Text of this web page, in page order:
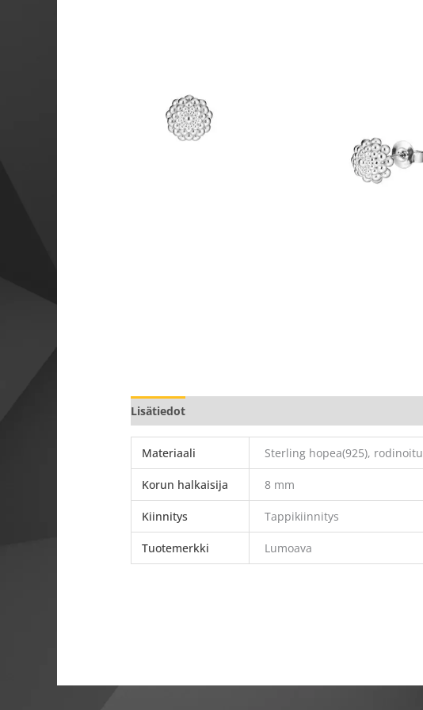
Lisätiedot
Materiaali Sterling hopea(925), rodinoitu
Korun halkaisija 8 mm
Kiinnitys Tappikiinnitys
Tuotemerkki Lumoava